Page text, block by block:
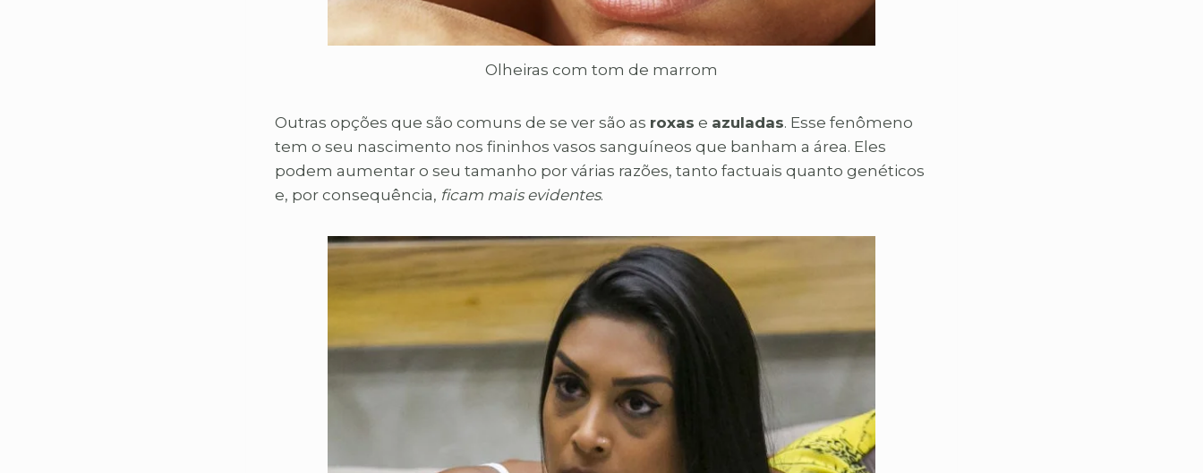
Olheiras com tom de marrom
Outras opções que são comuns de se ver são as roxas e azuladas. Esse fenômeno
tem o seu nascimento nos fininhos vasos sanguíneos que banham a área. Eles
podem aumentar o seu tamanho por várias razões, tanto factuais quanto genéticos
e, por consequência, ficam mais evidentes.